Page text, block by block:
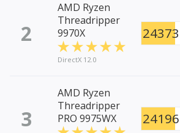
2
AMD Ryzen
Threadripper
9970X
DirectX 12.0
24373
3
AMD Ryzen
Threadripper
PRO 9975WX
24196